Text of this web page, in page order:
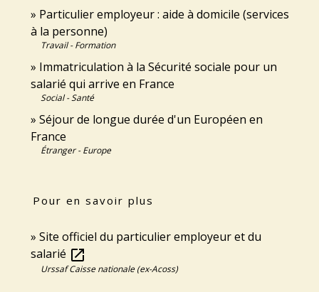
Particulier employeur : aide à domicile (services
à la personne)
Travail - Formation
Immatriculation à la Sécurité sociale pour un
salarié qui arrive en France
Social - Santé
Séjour de longue durée d'un Européen en
France
Étranger - Europe
Pour en savoir plus
Site officiel du particulier employeur et du
salarié open_in_new
Urssaf Caisse nationale (ex-Acoss)